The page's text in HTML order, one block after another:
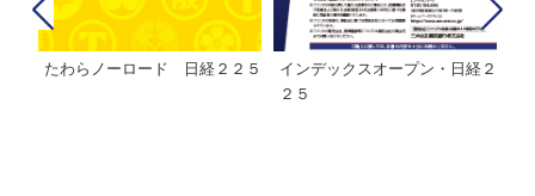
たわらノーロード 日経２２５
インデックスオープン・日経２
２５